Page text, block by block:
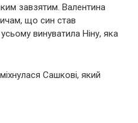
завзятим. Валентина
що син став
винуватила Ніну, яка
Сашкові, який